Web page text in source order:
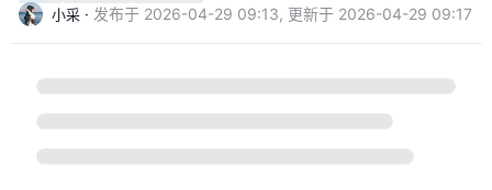
小采 · 发布于 2026-04-29 09:13, 更新于 2026-04-29 09:17